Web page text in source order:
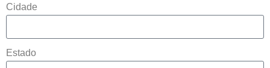
Cidade
Estado